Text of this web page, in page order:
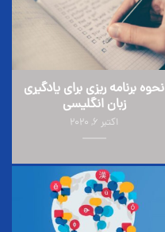
نحوه برنامه ریزی برای یادگیری
زبان انگلیسی
اکتبر 6, 2020